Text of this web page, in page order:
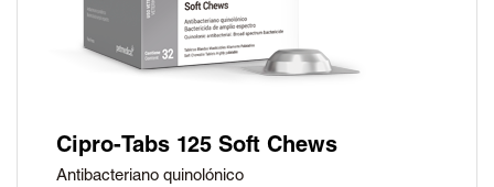
Cipro-Tabs 125 Soft Chews
Antibacteriano quinolónico